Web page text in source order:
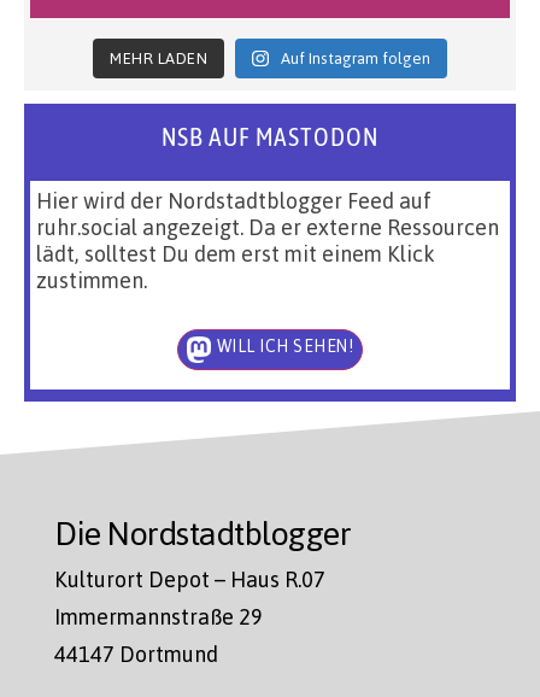
MEHR LADEN Auf Instagram folgen
NSB AUF MASTODON
Hier wird der Nordstadtblogger Feed auf
ruhr.social angezeigt. Da er externe Ressourcen
lädt, solltest Du dem erst mit einem Klick
zustimmen.
WILL ICH SEHEN!
Die Nordstadtblogger
Kulturort Depot – Haus R.07
Immermannstraße 29
44147 Dortmund